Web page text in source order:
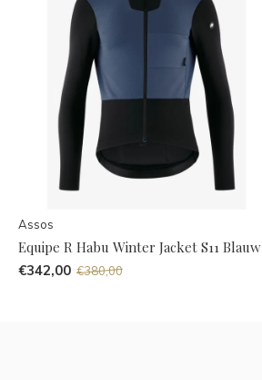
Assos
Equipe R Habu Winter Jacket S11 Blauw
€342,00 €380,00